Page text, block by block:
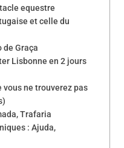
equestre
et celle du
de Graça
Lisbonne en 2 jours
ne trouverez pas
Trafaria
: Ajuda,